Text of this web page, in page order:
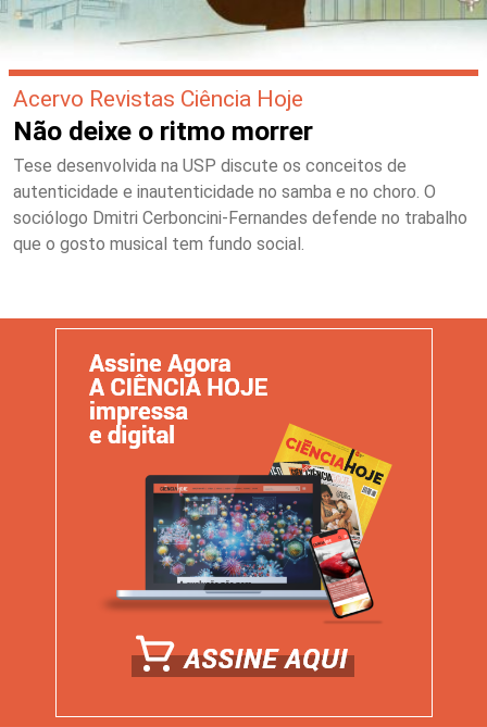
Acervo Revistas Ciência Hoje
Não deixe o ritmo morrer
Tese desenvolvida na USP discute os conceitos de
autenticidade e inautenticidade no samba e no choro. O
sociólogo Dmitri Cerboncini-Fernandes defende no trabalho
que o gosto musical tem fundo social.